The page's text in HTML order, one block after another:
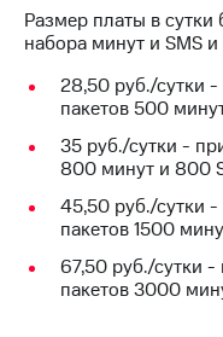
Роуминг
Семейная
группа
Заказать
SIM-
Оформить
eSIM
Тарифы
RED,
РИИЛ
и МТС
дешевле
при
оплате
с карты
МТС
Деньги
Размер платы в сутки
набора минут и SMS и
28,50 руб./сутки
пакетов 500
35 руб./сутки -
800 минут и 800
45,50 руб./сутки
пакетов 1500
67,50 руб./сутки
пакетов 3000